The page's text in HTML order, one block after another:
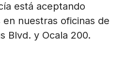
está aceptando
nuestras oficinas de
Blvd. y Ocala 200.